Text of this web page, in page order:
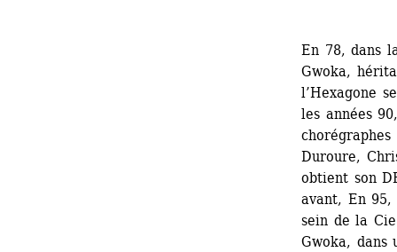
En 78, dans
Gwoka,
l’Hexagone
les années
Duroure,
obtient son
avant, En 95,
sein de la
Gwoka, dans